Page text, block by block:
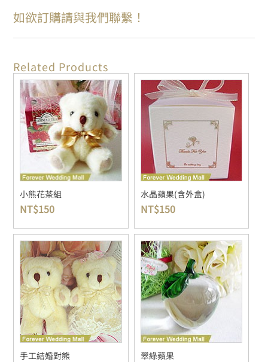
如欲訂購請與我們聯繫！
Related Products
小熊花茶組
NT$150
水晶蘋果(含外盒)
NT$150
手工結婚對熊 翠綠蘋果